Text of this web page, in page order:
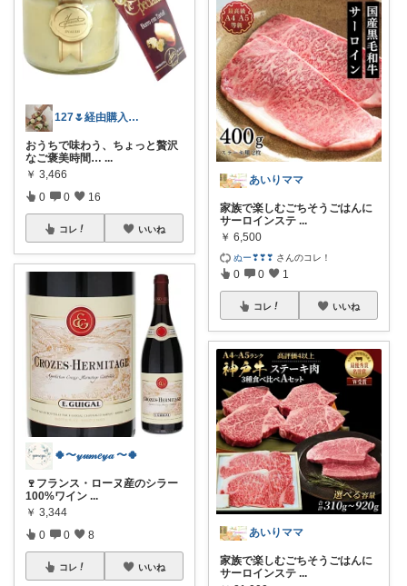
127🌷経由購入感謝✨
おうちで味わう、ちょっと贅沢
なご褒美時間… ...
￥ 3,466
0 0 16
コレ いいね
🍀〜𝓎𝓊𝓂𝑒𝓎𝒶 〜🍀
🍷フランス・ローヌ産のシラー
100%ワイン ...
￥ 3,344
0 0 8
コレ いいね
あいりママ
家族で楽しむごちそうごはんに
サーロインステ ...
￥ 6,500
ぬー❣❣❣ さんのコレ！
0 0 1
コレ いいね
あいりママ
家族で楽しむごちそうごはんに
サーロインステ ...